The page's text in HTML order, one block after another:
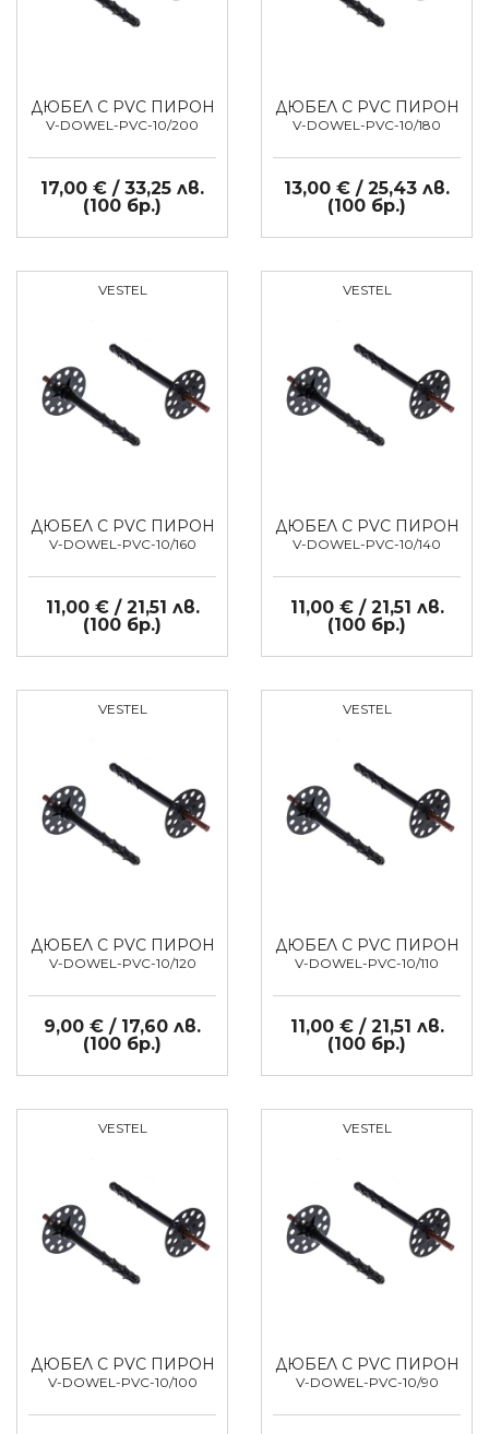
ДЮБЕЛ С PVC ПИРОН
V-DOWEL-PVC-10/200
17,00 € / 33,25 лв.
(100 бр.)
ДЮБЕЛ С PVC ПИРОН
V-DOWEL-PVC-10/180
13,00 € / 25,43 лв.
(100 бр.)
VESTEL
ДЮБЕЛ С PVC ПИРОН
V-DOWEL-PVC-10/160
11,00 € / 21,51 лв.
(100 бр.)
VESTEL
ДЮБЕЛ С PVC ПИРОН
V-DOWEL-PVC-10/140
11,00 € / 21,51 лв.
(100 бр.)
VESTEL
ДЮБЕЛ С PVC ПИРОН
V-DOWEL-PVC-10/120
9,00 € / 17,60 лв.
(100 бр.)
VESTEL
ДЮБЕЛ С PVC ПИРОН
V-DOWEL-PVC-10/110
11,00 € / 21,51 лв.
(100 бр.)
VESTEL
ДЮБЕЛ С PVC ПИРОН
V-DOWEL-PVC-10/100
VESTEL
ДЮБЕЛ С PVC ПИРОН
V-DOWEL-PVC-10/90